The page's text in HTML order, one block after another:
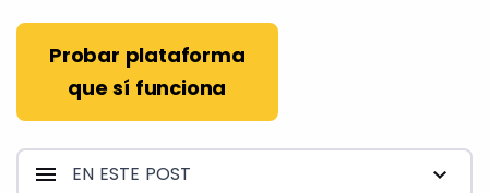
Probar plataforma
que sí funciona
EN ESTE POST